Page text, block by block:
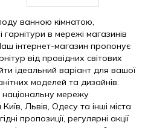
ванною кімнатою,
в мережі магазинів
інтернет-магазин пропонує
від провідних світових
ідеальний варіант для вашої
моделей та дизайнів.
мережу
Львів, Одесу та інші міста
пропозиції, регулярні акції